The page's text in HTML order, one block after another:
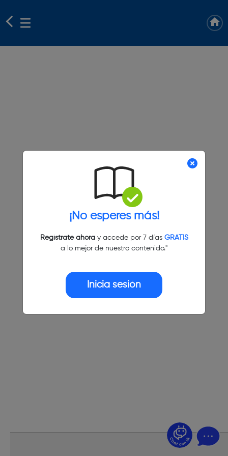
¡No esperes más!
Regístrate ahoray accede por 7 días GRATIS
a lo mejor de nuestro contenido."
Inicia sesión